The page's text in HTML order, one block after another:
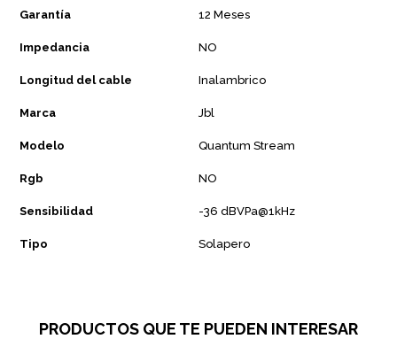
Garantía 12 Meses
Impedancia NO
Longitud del cable Inalambrico
Marca Jbl
Modelo Quantum Stream
Rgb NO
Sensibilidad -36 dBVPa@1kHz
Tipo Solapero
PRODUCTOS QUE TE PUEDEN INTERESAR